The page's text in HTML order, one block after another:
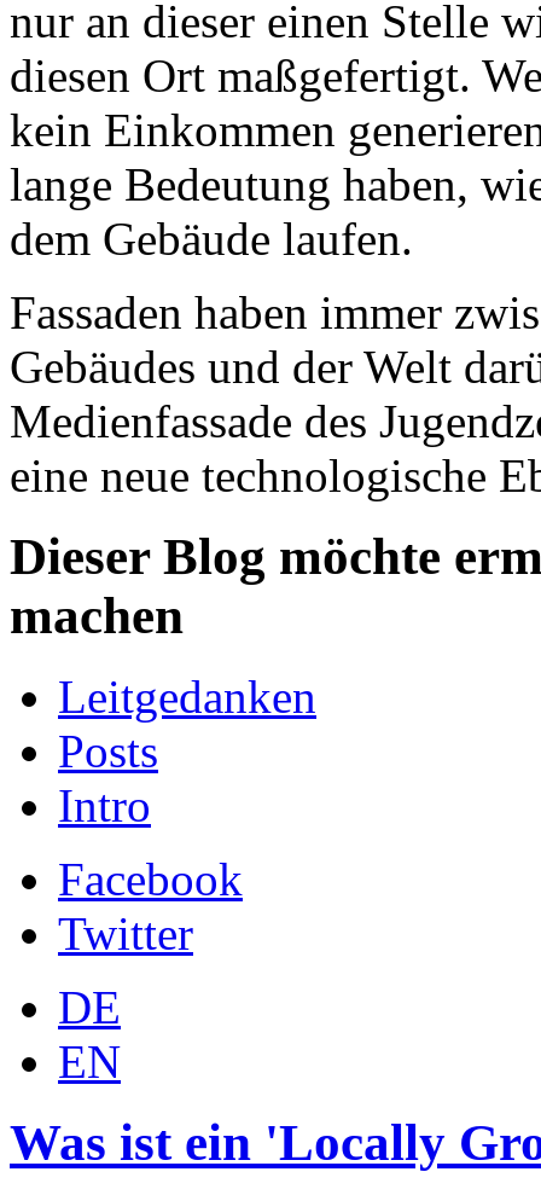
nur an dieser einen Stelle
diesen Ort maßgefertigt.
kein Einkommen
lange Bedeutung haben,
dem Gebäude laufen.
Fassaden haben immer
Gebäudes und der Welt
Medienfassade des
eine neue technologische
Dieser Blog möchte
machen
Leitgedanken
Posts
Intro
Facebook
Twitter
DE
EN
Was ist ein 'Locally